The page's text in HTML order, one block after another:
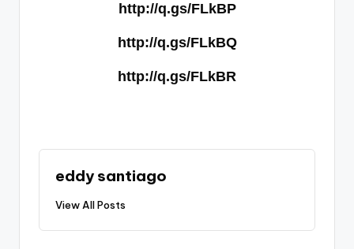
http://q.gs/FLkBP
http://q.gs/FLkBQ
http://q.gs/FLkBR
eddy santiago
View All Posts